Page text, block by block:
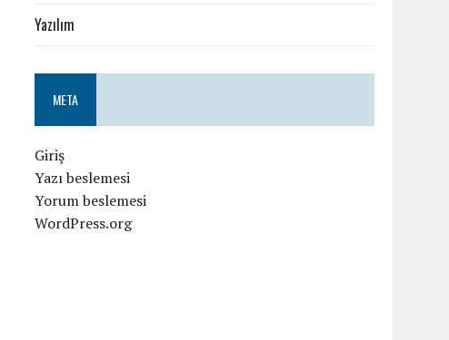
Yazılım
META
Giriş
Yazı beslemesi
Yorum beslemesi
WordPress.org